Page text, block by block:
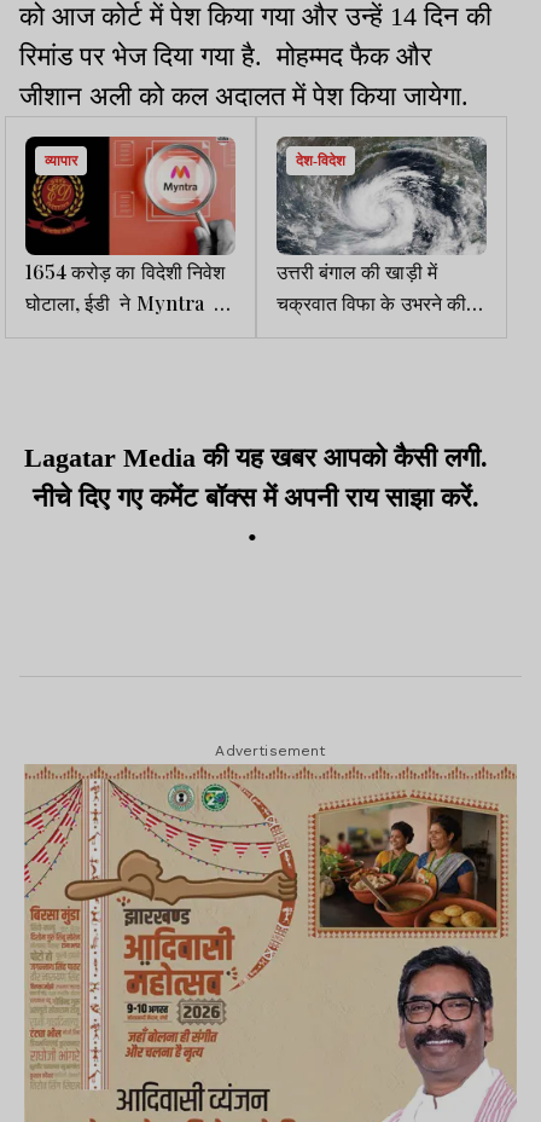
को आज कोर्ट में पेश किया गया और उन्हें 14 दिन की
रिमांड पर भेज दिया गया है. मोहम्मद फैक और
जीशान अली को कल अदालत में पेश किया जायेगा.
व्यापार
1654 करोड़ का विदेशी निवेश
घोटाला, ईडी ने Myntra पर
केस दर्ज किया
देश-विदेश
उत्तरी बंगाल की खाड़ी में
चक्रवात विफा के उभरने की
आशंका, मौसम विभाग ने चेताया,
Lagatar Media की यह खबर आपको कैसी लगी.
नीचे दिए गए कमेंट बॉक्स में अपनी राय साझा करें.
•
Advertisement